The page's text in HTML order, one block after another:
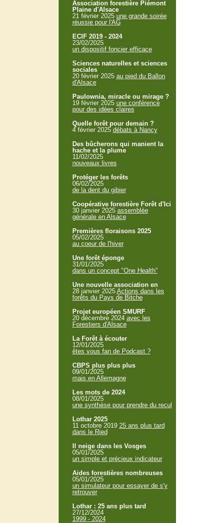
Association forestière Piémont
Plaine d'Alsace
21 février 2025 une grande soirée
réussie pour l'AG
ECIF 2019 - 2024
23/02/2025
un dispositif foncier efficace
Sciences naturelles et sciences
sociales
20 février 2025 au pied du Ballon
d'Alsace
Paulownia, miracle ou mirage ?
19 février 2025 une conférence
pour des idées claires
Quelle forêt pour demain ?
4 février 2025 débats à Nancy
Des bûcherons qui manient la
hache et la plume
11/02/2025
nouveaux livres
Protéger les forêts
06/02/2025
de la dent du gibier
Coopérative forestière Forêt d'Ici
30 janvier 2025 assemblée
générale en Alsace
Premières floraisons 2025
05/02/2025
au coeur de l'hiver
Une forêt éponge
31/01/2025
dans un concept "One Health"
Une nouvelle association en
28 janvier 2025 Actions dans les
forêts du Pays de Bitche
Projet européen SMURF
20 décembre 2024 avec les
Forestiers d'Alsace
La Forêt à écouter
12/01/2025
êtes vous fan de Podcast ?
CBPS plus plus plus
09/01/2025
mais en Allemagne
Les mots de 2024
08/01/2025
une synthèse pour prendre du recul
Lothar 2025
11 octobre 2019 25 ans plus tard
dans le Ried
Il neige dans les Vosges
05/01/2025
un simple et précieux indicateur
Aides forestières nombreuses
05/01/2025
un simulateur pour essayer de s'y
retrouver
Lothar : 25 ans plus tard
27/12/2024
1999 - 2024